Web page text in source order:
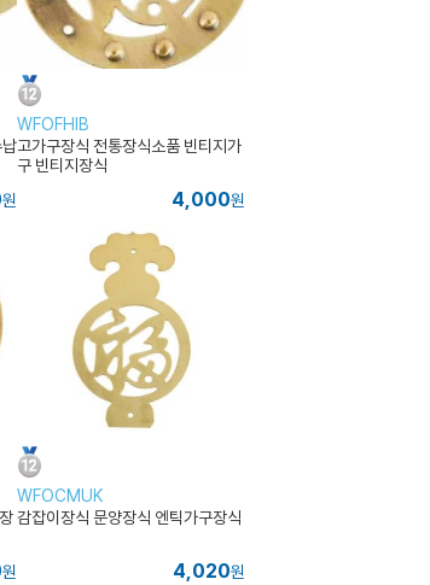
원
WFOFHIB
고가구장식 전통장식소품 빈티지가
구 빈티지장식
4,000원
원
WFOCMUK
감잡이장식 문양장식 엔틱가구장식
4,020원